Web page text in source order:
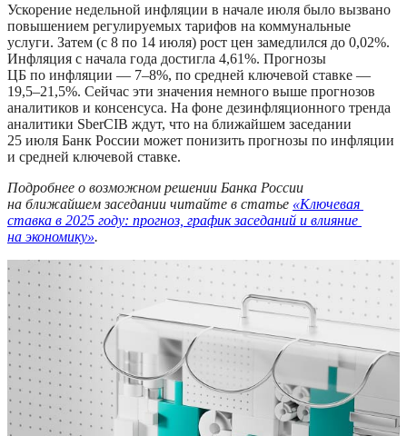
Ускорение недельной инфляции в начале июля было вызвано
повышением регулируемых тарифов на коммунальные
услуги. Затем (с 8 по 14 июля) рост цен замедлился до 0,02%.
Инфляция с начала года достигла 4,61%. Прогнозы
ЦБ по инфляции — 7–8%, по средней ключевой ставке —
19,5–21,5%. Сейчас эти значения немного выше прогнозов
аналитиков и консенсуса. На фоне дезинфляционного тренда
аналитики SberCIB ждут, что на ближайшем заседании
25 июля Банк России может понизить прогнозы по инфляции
и средней ключевой ставке.
Подробнее о возможном решении Банка России
на ближайшем заседании читайте в статье «Ключевая
ставка в 2025 году: прогноз, график заседаний и влияние
на экономику».